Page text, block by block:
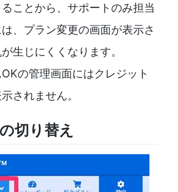
ことから、サポートのみ担当
、プラン変更の画面が表示さ
生じにくくなります。
の管理画面にはクレジット
されません。
切り替え